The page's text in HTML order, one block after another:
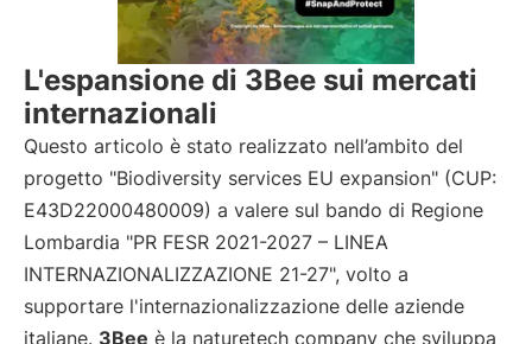
L'espansione di 3Bee sui mercati
internazionali
Questo articolo è stato realizzato nell’ambito del
progetto "Biodiversity services EU expansion" (CUP:
E43D22000480009) a valere sul bando di Regione
Lombardia "PR FESR 2021-2027 – LINEA
INTERNAZIONALIZZAZIONE 21-27", volto a
supportare l'internazionalizzazione delle aziende
italiane. 3Bee è la naturetech company che sviluppa